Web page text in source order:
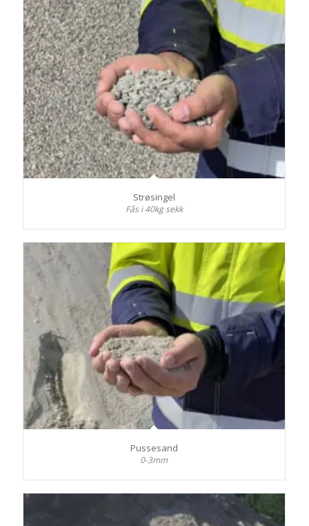
Strøsingel
Fås i 40kg sekk
Pussesand
0-3mm